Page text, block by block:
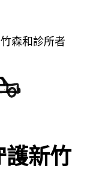
森和診所者
護新竹